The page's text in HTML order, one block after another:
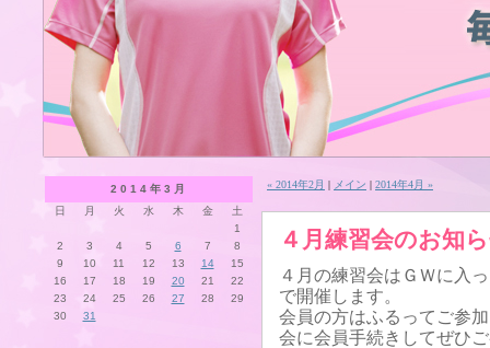
2014年3月
日
月 火 水 木 金
土
1
2
3 4 5 6 7
8
9
10 11 12 13 14
15
16
17 18 19 20 21
22
23
24 25 26 27 28
29
30
31
« 2014年2月 | メイン | 2014年4月 »
４月練習会のお知
４月の練習会はＧＷに入
で開催します。
会員の方はふるってご参
会に会員手続きしてぜひ